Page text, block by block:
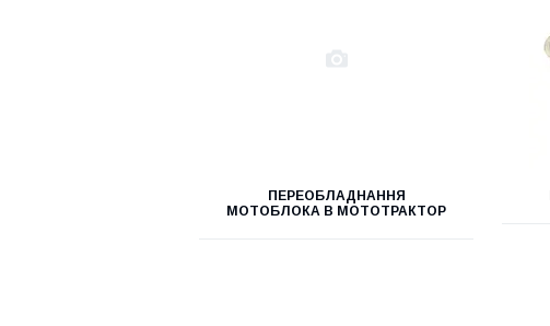
ПЕРЕОБЛАДНАННЯ
МОТОБЛОКА В МОТОТРАКТОР